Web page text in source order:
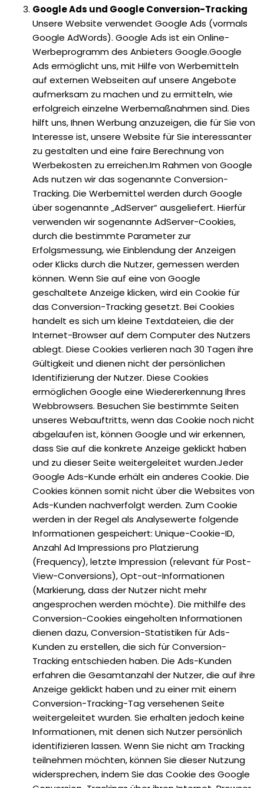
Google Ads und Google Conversion-Tracking
Unsere Website verwendet Google Ads (vormals
Google AdWords). Google Ads ist ein Online-
Werbeprogramm des Anbieters Google.Google
Ads ermöglicht uns, mit Hilfe von Werbemitteln
auf externen Webseiten auf unsere Angebote
aufmerksam zu machen und zu ermitteln, wie
erfolgreich einzelne Werbemaßnahmen sind. Dies
hilft uns, Ihnen Werbung anzuzeigen, die für Sie von
Interesse ist, unsere Website für Sie interessanter
zu gestalten und eine faire Berechnung von
Werbekosten zu erreichen.Im Rahmen von Google
Ads nutzen wir das sogenannte Conversion-
Tracking. Die Werbemittel werden durch Google
über sogenannte „AdServer“ ausgeliefert. Hierfür
verwenden wir sogenannte AdServer-Cookies,
durch die bestimmte Parameter zur
Erfolgsmessung, wie Einblendung der Anzeigen
oder Klicks durch die Nutzer, gemessen werden
können. Wenn Sie auf eine von Google
geschaltete Anzeige klicken, wird ein Cookie für
das Conversion-Tracking gesetzt. Bei Cookies
handelt es sich um kleine Textdateien, die der
Internet-Browser auf dem Computer des Nutzers
ablegt. Diese Cookies verlieren nach 30 Tagen ihre
Gültigkeit und dienen nicht der persönlichen
Identifizierung der Nutzer. Diese Cookies
ermöglichen Google eine Wiedererkennung Ihres
Webbrowsers. Besuchen Sie bestimmte Seiten
unseres Webauftritts, wenn das Cookie noch nicht
abgelaufen ist, können Google und wir erkennen,
dass Sie auf die konkrete Anzeige geklickt haben
und zu dieser Seite weitergeleitet wurden.Jeder
Google Ads-Kunde erhält ein anderes Cookie. Die
Cookies können somit nicht über die Websites von
Ads-Kunden nachverfolgt werden. Zum Cookie
werden in der Regel als Analysewerte folgende
Informationen gespeichert: Unique-Cookie-ID,
Anzahl Ad Impressions pro Platzierung
(Frequency), letzte Impression (relevant für Post-
View-Conversions), Opt-out-Informationen
(Markierung, dass der Nutzer nicht mehr
angesprochen werden möchte). Die mithilfe des
Conversion-Cookies eingeholten Informationen
dienen dazu, Conversion-Statistiken für Ads-
Kunden zu erstellen, die sich für Conversion-
Tracking entschieden haben. Die Ads-Kunden
erfahren die Gesamtanzahl der Nutzer, die auf ihre
Anzeige geklickt haben und zu einer mit einem
Conversion-Tracking-Tag versehenen Seite
weitergeleitet wurden. Sie erhalten jedoch keine
Informationen, mit denen sich Nutzer persönlich
identifizieren lassen. Wenn Sie nicht am Tracking
teilnehmen möchten, können Sie dieser Nutzung
widersprechen, indem Sie das Cookie des Google